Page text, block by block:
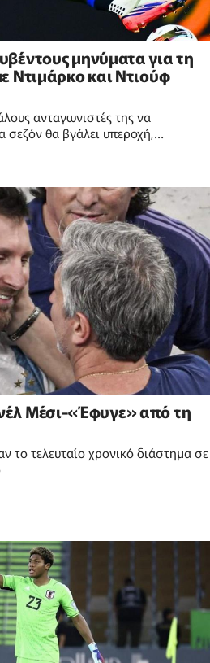
μηνύματα για τη
Ντιμάρκο και Ντιούφ
ανταγωνιστές της να
σεζόν θα βγάλει υπεροχή,
Μέσι-«Έφυγε» από τη
το τελευταίο χρονικό διάστημα σε